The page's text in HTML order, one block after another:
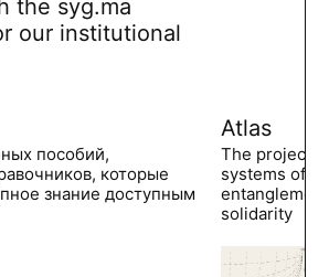
the syg.ma
our institutional
пособий,
которые
знание доступным
Atlas
The project
systems of
solidarity